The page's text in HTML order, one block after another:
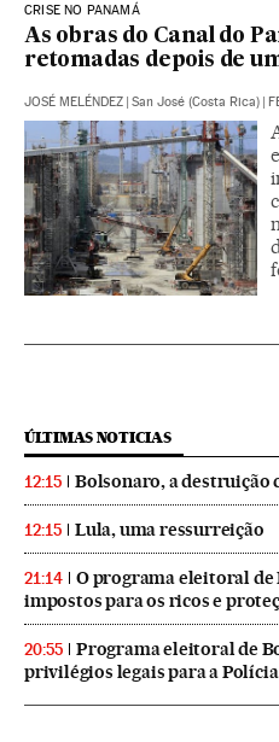
CRISE NO PANAMÁ
As obras do Canal do
retomadas depois de
JOSÉ MELÉNDEZ | San José (Costa Rica) |
ÚLTIMAS NOTICIAS
12:15 Bolsonaro, a destruição
12:15 Lula, uma ressurreição
21:14
O programa eleitoral de
impostos para os ricos e
20:55
Programa eleitoral de
privilégios legais para a Polícia